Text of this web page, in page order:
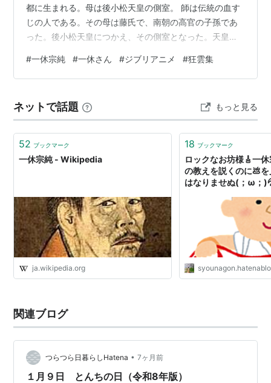
状態のなかトランス／トリップし、その際にカラスの一
声に救いを得る。
――「頓悟」であった。）
しかし華叟宗曇の死後、兄弟子の養叟宗頤が一門を率い
て京都の大徳寺へ移った際に一休も同寺の如意庵の住持
となったが、大阪府高槻市の尸陀寺や京都薪村の酬恩庵
を転々としながら「わしの居所は遊郭だ」とウソ吹いて
いる。実際、この頃の一休は祖師代の文観が中興した真
言立川流を想わすような婆娑羅じみた格好をし、髑髏で
托鉢し、帯刀して、「狂雲子」とか「夢閨」と号し、後
の狂歌より過激な詩を歌い、狂態の限りを尽くした。
墓前で経を読んでくれと頼まれれば一発でっかい屁をこ
いてこれでヨシとするし、「仏とは・禅とは？」と問わ
れてペエッペエッペエッ！と唾を吐きかける。文明
3（1471）年の大徳寺の入山式（住職就任）の折には同
よそ仏門のタブーというタヴーは破り捨てた。もうこう
ゲルの悪戯の域をこえて、ほとんどアントナン・アルト
ー（；実際アルトーはラジオ生放送中にマイクに尻を近
都に生まれる。母は後小松天皇の側室。 師は伝統の血す
じの人である。その母は藤氏で、南朝の高官の子孫であ
った。後小松天皇につかえ、その側室となった。天皇は
を守り、いつも剣をしのばせて天皇をねらっている」と
讒言をしたので皇后の奥殿を出て庶民の家に戸籍を入
たが、世間ではこれを知っているものはいない。その出
産は、正月一日の日の出の時であったという。『一休和
尚年譜』より 応永6年(1399…
#一休宗純 #一休さん #ジブリアニメ #狂雲集
ネットで話題 もっと見る
52 ブックマーク
一休宗純 - Wikipedia
ja.wikipedia.org
18 ブックマーク
ロックなお坊様🎸一
の教えを説くのに💩
はなりませぬ(；ω；
関連ブログ
つらつら日暮らしHatena • 7ヶ月前
１月９日 とんちの日（令和8年版）